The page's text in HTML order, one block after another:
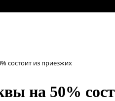
состоит из приезжих
на 50%